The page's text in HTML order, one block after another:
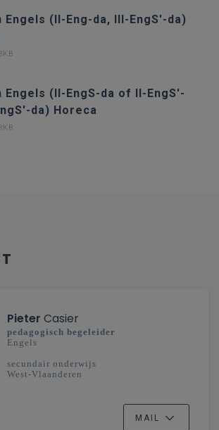
(II-Eng-da, III-EngS'-da)
Engels (II-EngS-da of II-EngS'-
da) Horeca
Pieter Casier
pedagogisch begeleider
Engels
secundair onderwijs
West-Vlaanderen
MAIL